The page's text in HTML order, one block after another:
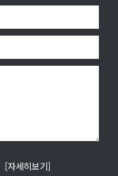
[자세히보기]